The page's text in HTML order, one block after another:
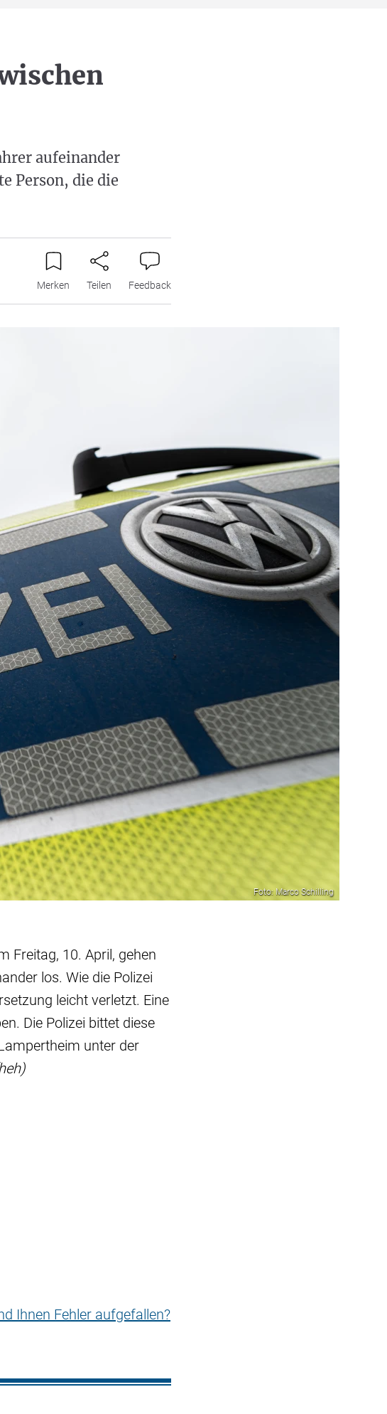
aufeinander
Person, die die
Merken Teilen Feedback
Foto: Marco Schilling
Freitag, 10. April, gehen
los. Wie die Polizei
leicht verletzt. Eine
Die Polizei bittet diese
unter der
Ihnen Fehler aufgefallen?